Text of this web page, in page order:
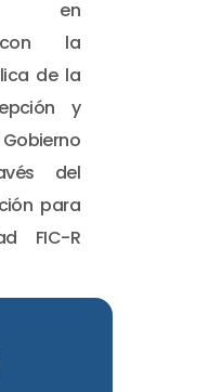
en
con la
de la
y
del
para
FIC-R